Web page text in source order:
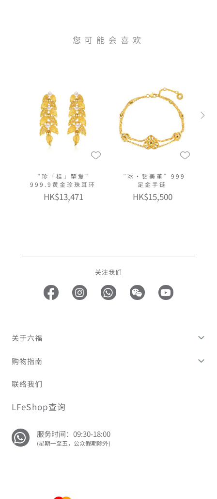
您可能会喜欢
“珍「桂」挚爱”
999.9黄金珍珠耳环
HK$13,471
“冰‧钻美堇”999
足金手链
HK$15,500
关注我们
关于六福
购物指南
联络我们
LFeShop查询
服务时间：09:30-18:00
(星期一至五，公众假期除外)